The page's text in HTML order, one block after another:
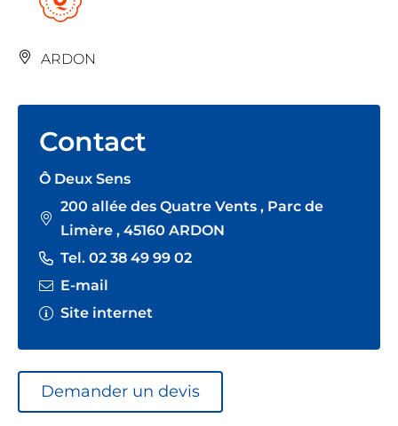
ARDON
Contact
Ô Deux Sens
200 allée des Quatre Vents , Parc de
Limère , 45160 ARDON
Tel. 02 38 49 99 02
E-mail
Site internet
Demander un devis